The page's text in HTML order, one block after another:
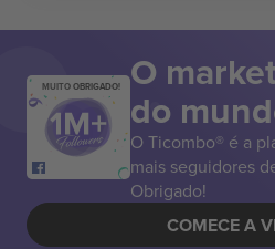
MUITO OBRIGADO! O
do
O Ticombo® é a
mais seguidores
Obrigado!
COMECE A